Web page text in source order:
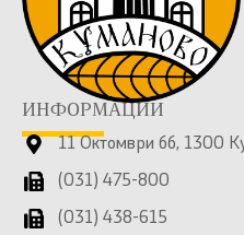
ИНФОРМАЦИИ
11 Октомври бб, 1300
(031) 475-800
(031) 438-615